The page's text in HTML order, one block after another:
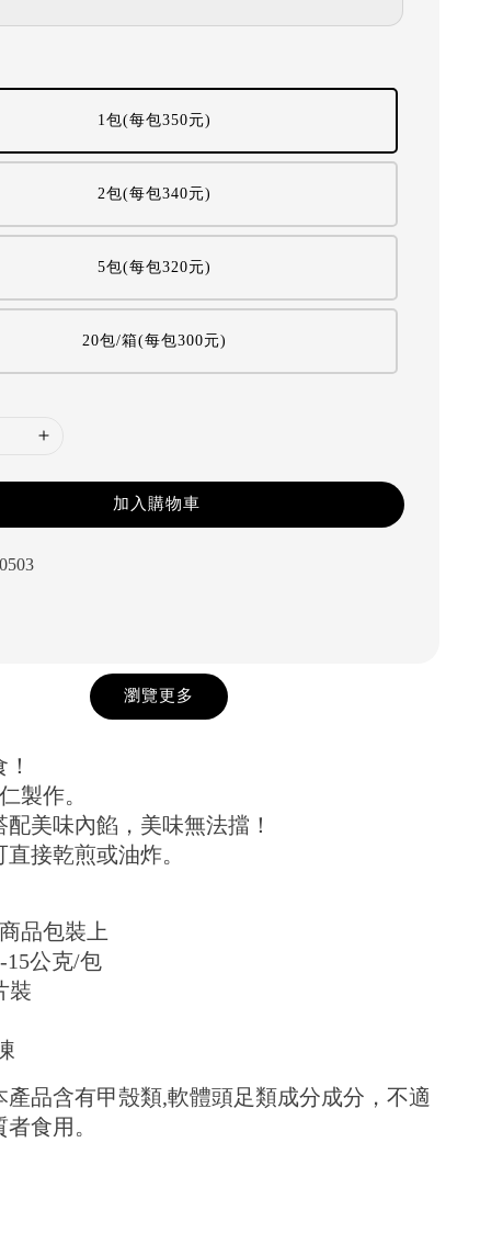
1包(每包350元)
2包(每包340元)
5包(每包320元)
20包/箱(每包300元)
加入購物車
瀏覽更多
製作。
美味內餡，美味無法擋！
接乾煎或油炸。
品包裝上
15公克/包
裝
產品含有甲殼類,軟體頭足類成分成分，不適
食用。